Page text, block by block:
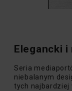
Elegancki
Seria
niebalanym
tych najbardziej